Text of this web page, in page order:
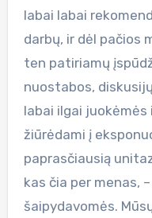
labai labai
darbų, ir dėl pačios
ten patiriamų
nuostabos,
labai ilgai
žiūrėdami į
paprasčiausią
kas čia per menas,
šaipydavomės.